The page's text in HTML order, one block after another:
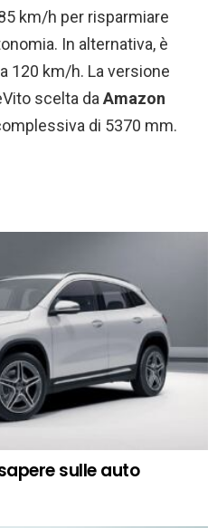
km/h per risparmiare
In alternativa, è
120 km/h. La versione
scelta da Amazon
di 5370 mm.
sulle auto